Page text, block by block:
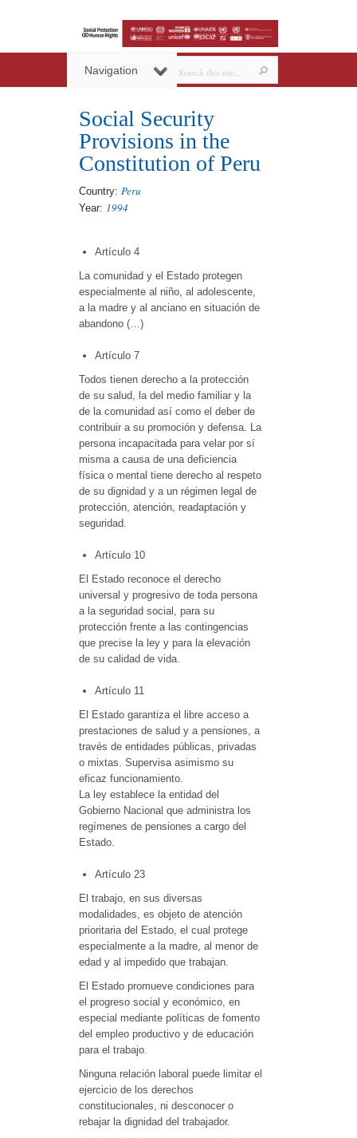
Navigation
Social Security
Provisions in the
Constitution of Peru
Country: Peru
Year: 1994
Artículo 4
La comunidad y el Estado protegen
especialmente al niño, al adolescente,
a la madre y al anciano en situación de
abandono (…)
Artículo 7
Todos tienen derecho a la protección
de su salud, la del medio familiar y la
de la comunidad así como el deber de
contribuir a su promoción y defensa. La
persona incapacitada para velar por sí
misma a causa de una deficiencia
física o mental tiene derecho al respeto
de su dignidad y a un régimen legal de
protección, atención, readaptación y
seguridad.
Artículo 10
El Estado reconoce el derecho
universal y progresivo de toda persona
a la seguridad social, para su
protección frente a las contingencias
que precise la ley y para la elevación
de su calidad de vida.
Artículo 11
El Estado garantiza el libre acceso a
prestaciones de salud y a pensiones, a
través de entidades públicas, privadas
o mixtas. Supervisa asimismo su
eficaz funcionamiento.
La ley establece la entidad del
Gobierno Nacional que administra los
regímenes de pensiones a cargo del
Estado.
Artículo 23
El trabajo, en sus diversas
modalidades, es objeto de atención
prioritaria del Estado, el cual protege
especialmente a la madre, al menor de
edad y al impedido que trabajan.
El Estado promueve condiciones para
el progreso social y económico, en
especial mediante políticas de fomento
del empleo productivo y de educación
para el trabajo.
Ninguna relación laboral puede limitar el
ejercicio de los derechos
constitucionales, ni desconocer o
rebajar la dignidad del trabajador.